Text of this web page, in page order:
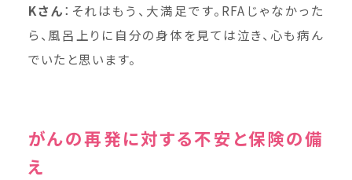
Kさん：それはもう、大満足です。RFAじゃなかった
ら、風呂上りに自分の身体を見ては泣き、心も病ん
でいたと思います。
がんの再発に対する不安と保険の備
え